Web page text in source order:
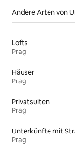
Andere Arten von
Lofts
Prag
Häuser
Prag
Privatsuiten
Prag
Prag